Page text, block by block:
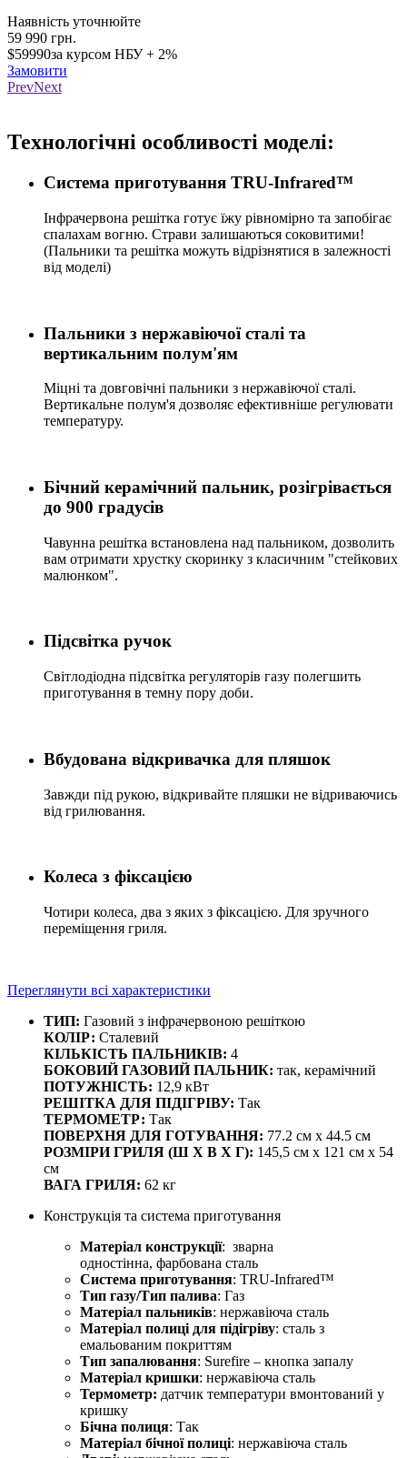
Наявність уточнюйте
59 990 грн.
$59990за курсом НБУ + 2%
Замовити
PrevNext
Технологічні особливості моделі:
Система приготування TRU-Infrared™
Інфрачервона решітка готує їжу рівномірно та запобігає
спалахам вогню. Страви залишаються соковитими!
(Пальники та решітка можуть відрізнятися в залежності
від моделі)
Пальники з нержавіючої сталі та
вертикальним полум'ям
Міцні та довговічні пальники з нержавіючої сталі.
Вертикальне полум'я дозволяє ефективніше регулювати
температуру.
Бічний керамічний пальник, розігрівається
до 900 градусів
Чавунна решітка встановлена над пальником, дозволить
вам отримати хрустку скоринку з класичним "стейкових
малюнком".
Підсвітка ручок
Світлодіодна підсвітка регуляторів газу полегшить
приготування в темну пору доби.
Вбудована відкривачка для пляшок
Завжди під рукою, відкривайте пляшки не відриваючись
від грилювання.
Колеса з фіксацією
Чотири колеса, два з яких з фіксацією. Для зручного
переміщення гриля.
Переглянути всі характеристики
ТИП: Газовий з інфрачервоною решіткою
КОЛІР: Cталевий
КІЛЬКІСТЬ ПАЛЬНИКІВ: 4
БОКОВИЙ ГАЗОВИЙ ПАЛЬНИК: так, керамічний
ПОТУЖНІСТЬ: 12,9 кВт
РЕШІТКА ДЛЯ ПІДІГРІВУ: Так
ТЕРМОМЕТР: Так
ПОВЕРХНЯ ДЛЯ ГОТУВАННЯ: 77.2 см x 44.5 см
РОЗМІРИ ГРИЛЯ (Ш Х В Х Г): 145,5 см х 121 см х 54
см
ВАГА ГРИЛЯ: 62 кг
Конструкція та система приготування
Матеріал конструкції: зварна
одностінна, фарбована сталь
Система приготування: TRU-Infrared™
Тип газу/Тип палива: Газ
Матеріал пальників: нержавіюча сталь
Матеріал полиці для підігріву: сталь з
емальованим покриттям
Тип запалювання: Surefire – кнопка запалу
Матеріал кришки: нержавіюча сталь
Термометр: датчик температури вмонтований у
кришку
Бічна полиця: Так
Матеріал бічної полиці: нержавіюча сталь